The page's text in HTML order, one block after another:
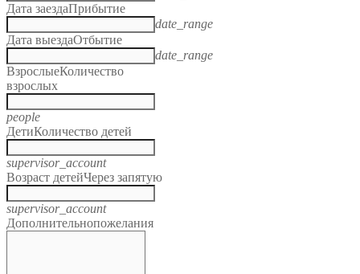
Дата заездаПрибытие
date_range
Дата выездаОтбытие
date_range
ВзрослыеКоличество
взрослых
people
ДетиКоличество детей
supervisor_account
Возраст детейЧерез запятую
supervisor_account
Дополнительнопожелания